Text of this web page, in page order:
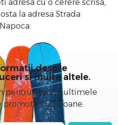
adresa cu o cerere scrisa,
la adresa Strada
despre
si multe altele.
pentru a primi ultimele
promotii si cupoane.